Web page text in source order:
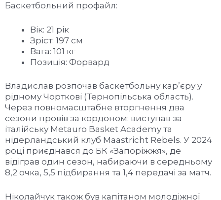
Баскетбольний профайл:
Вік: 21 рік
Зріст: 197 см
Вага: 101 кг
Позиція: Форвард
Владислав розпочав баскетбольну кар’єру у
рідному Чорткові (Тернопільська область).
Через повномасштабне вторгнення два
сезони провів за кордоном: виступав за
італійську Metauro Basket Academy та
нідерландський клуб Maastricht Rebels. У 2024
році приєднався до БК «Запоріжжя», де
відіграв один сезон, набираючи в середньому
8,2 очка, 5,5 підбирання та 1,4 передачі за матч.
Ніколайчук також був капітаном молодіжної